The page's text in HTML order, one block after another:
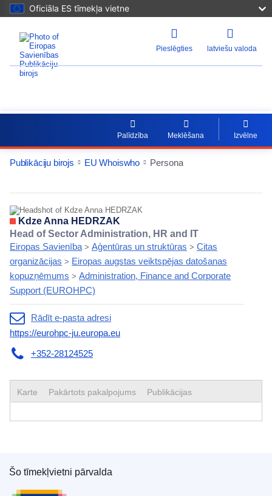
Oficiāla ES tīmekļa vietne
Pieslēgties latviešu valoda
Palīdzība Meklēšana Izvēlne
Publikāciju birojs EU Whoiswho Persona
EntityDetailActions
Kdze Anna HEDRZAK
Head of Sector Administration, HR and IT
Eiropas Savienība> Aģentūras un struktūras > Citas
organizācijas > Eiropas augstas veiktspējas datošanas
kopuzņēmums > Administration, Finance and Corporate
Support (EUROHPC)
Rādīt e-pasta adresi
https://eurohpc-ju.europa.eu
+352-28124525
Karte Pakārtots pakalpojums Publikācijas
Eiropas Savienības Publikāciju birojs
Šo tīmekļvietni pārvalda